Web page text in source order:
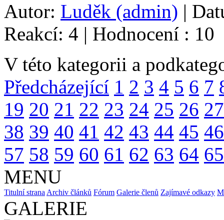
Autor: Luděk (admin) |
Reakcí: 4 | Hodnocení : 10
V této kategorii a
Předcházející 1 2 3 4 5 6 7
19 20 21 22 23 24 25 26 27
38 39 40 41 42 43 44 45 46
57 58 59 60 61 62 63 64 65
MENU
Titulní strana Archiv článků Fórum Galerie členů Zajímavé odkazy
GALERIE